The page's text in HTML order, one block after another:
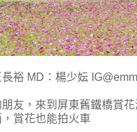
裕 MD：楊少妘
友，來到屏東舊鐵橋賞
賞花也能拍火車